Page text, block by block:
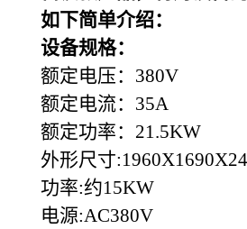
如下简单介绍：
设备规格：
额定电压：380V
额定电流：35A
额定功率：21.5KW
外形尺寸
功率:约15KW
电源:AC380V